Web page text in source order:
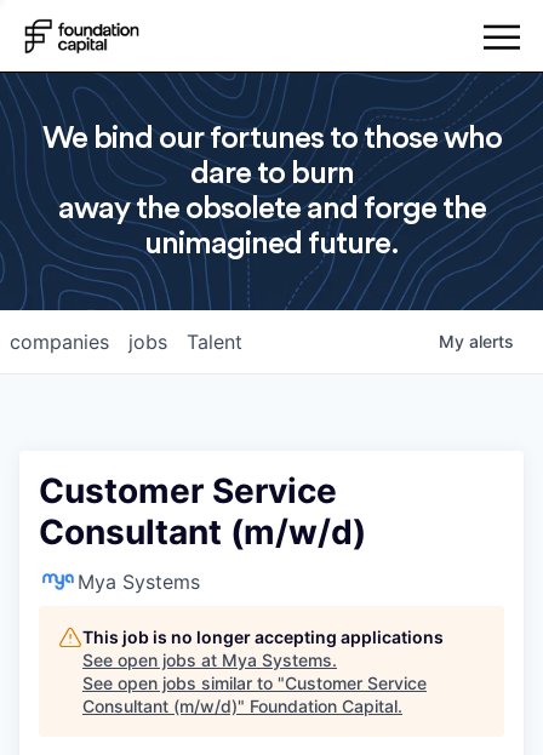
We bind our fortunes to those who
dare to burn
away the obsolete and forge the
unimagined future.
jobs
companies Talent My alerts
Customer Service
Consultant (m/w/d)
Mya Systems
This job is no longer accepting applications
See open jobs at Mya Systems.
See open jobs similar to "Customer Service
Consultant (m/w/d)" Foundation Capital.